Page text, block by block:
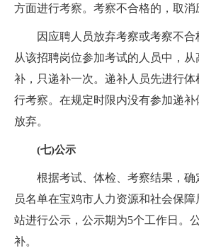
方面进行考察。考察不合格的，取消
因应聘人员放弃考察或考察不合
从该招聘岗位参加考试的人员中，
补，只递补一次。递补人员先进行
行考察。在规定时限内没有参加递
放弃。
(七)公示
根据考试、体检、考察结果，确
员名单在宝鸡市人力资源和社会保
站进行公示，公示期为5个工作日。
补。